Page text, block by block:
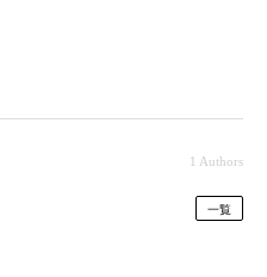
1 Authors
一覧